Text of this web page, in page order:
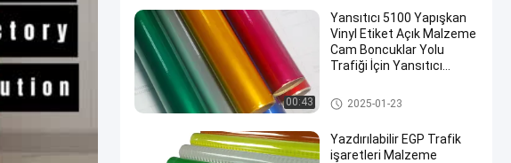
00:43
Yansıtıcı 5100 Yapışkan
Vinyl Etiket Açık Malzeme
Cam Boncuklar Yolu
Trafiği İçin Yansıtıcı
Mühendis sınıf yansıtıcı kapla
ma
2025-01-23
Yazdırılabilir EGP Trafik
işaretleri Malzeme